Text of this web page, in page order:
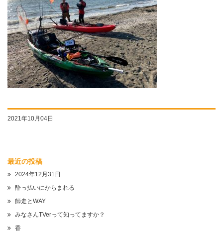
2021年10月04日
最近の投稿
2024年12月31日
酔っ払いにからまれる
師走とWAY
みなさんTVerって知ってますか？
香